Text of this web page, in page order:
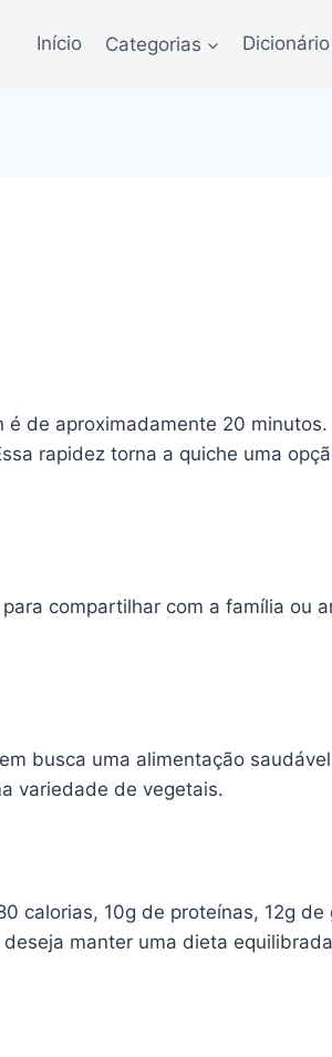
Início Categorias Dicionário
de aproximadamente 20
rapidez torna a quiche uma
compartilhar com a família ou
busca uma alimentação
variedade de vegetais.
calorias, 10g de proteínas, 12g
manter uma dieta